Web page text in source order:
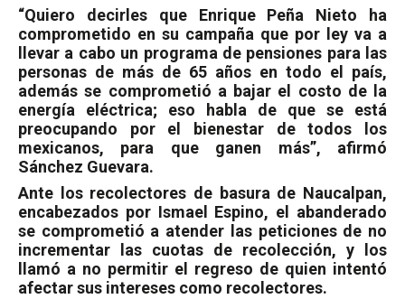
“Quiero decirles que Enrique Peña Nieto ha
comprometido en su campaña que por ley va a
llevar a cabo un programa de pensiones para las
personas de más de 65 años en todo el país,
además se comprometió a bajar el costo de la
energía eléctrica; eso habla de que se está
preocupando por el bienestar de todos los
mexicanos, para que ganen más”, afirmó
Sánchez Guevara.
Ante los recolectores de basura de Naucalpan,
encabezados por Ismael Espino, el abanderado
se comprometió a atender las peticiones de no
incrementar las cuotas de recolección, y los
llamó a no permitir el regreso de quien intentó
afectar sus intereses como recolectores.